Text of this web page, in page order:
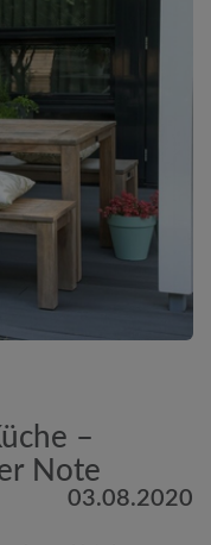
–
Note
03.08.2020